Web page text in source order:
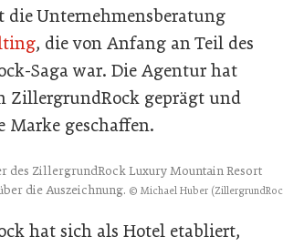
die Unternehmensberatung
, die von Anfang an Teil des
Saga war. Die Agentur hat
ZillergrundRock geprägt und
Marke geschaffen.
des ZillergrundRock Luxury Mountain Resort
die Auszeichnung. © Michael Huber
hat sich als Hotel etabliert,